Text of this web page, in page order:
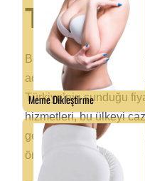
Tam
Boyun germe
adımı atmak adına
Türkiye’nin sunduğu
hizmetleri, bu ülkeyi
getirmektedir. Ancak,
önce doğru cerrahı